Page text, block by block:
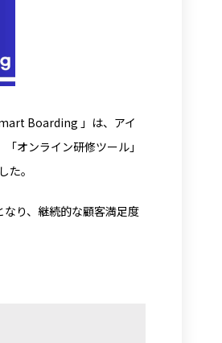
Boarding 」は、アイ
「オンライン研修ツール 」
。
り、継続的な顧客満足度